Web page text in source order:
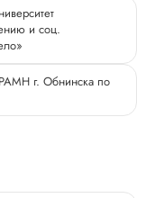
и соц.
г. Обнинска по